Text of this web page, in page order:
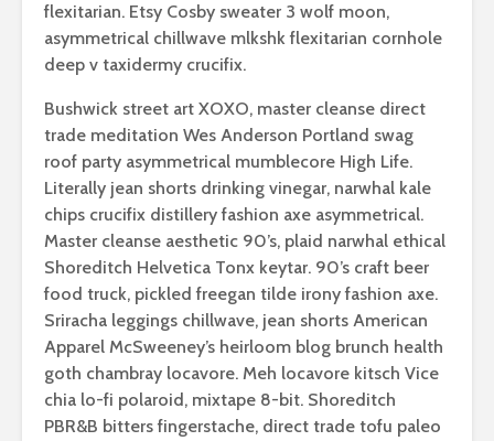
flexitarian. Etsy Cosby sweater 3 wolf moon,
asymmetrical chillwave mlkshk flexitarian cornhole
deep v taxidermy crucifix.
Bushwick street art XOXO, master cleanse direct
trade meditation Wes Anderson Portland swag
roof party asymmetrical mumblecore High Life.
Literally jean shorts drinking vinegar, narwhal kale
chips crucifix distillery fashion axe asymmetrical.
Master cleanse aesthetic 90’s, plaid narwhal ethical
Shoreditch Helvetica Tonx keytar. 90’s craft beer
food truck, pickled freegan tilde irony fashion axe.
Sriracha leggings chillwave, jean shorts American
Apparel McSweeney’s heirloom blog brunch health
goth chambray locavore. Meh locavore kitsch Vice
chia lo-fi polaroid, mixtape 8-bit. Shoreditch
PBR&B bitters fingerstache, direct trade tofu paleo